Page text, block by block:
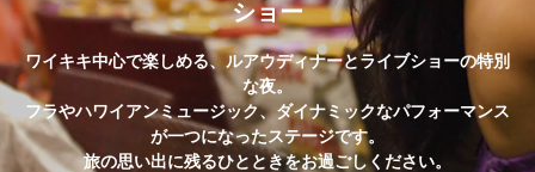
ロックアフラ
ロックアフラショーについて
ロックアフラショー（チケット販売）
ショー
ワイキキ中心で楽しめる、ルアウディナーとライブショーの特別
な夜。
フラやハワイアンミュージック、ダイナミックなパフォーマンス
が一つになったステージです。
旅の思い出に残るひとときをお過ごしください。